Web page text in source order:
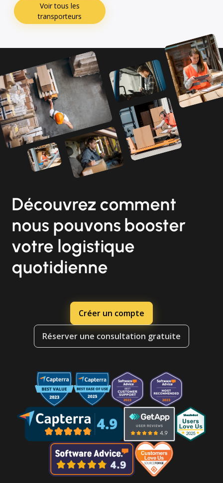
Voir tous les
transporteurs
Découvrez comment
nous pouvons booster
votre logistique
quotidienne
Créer un compte
Réserver une consultation gratuite